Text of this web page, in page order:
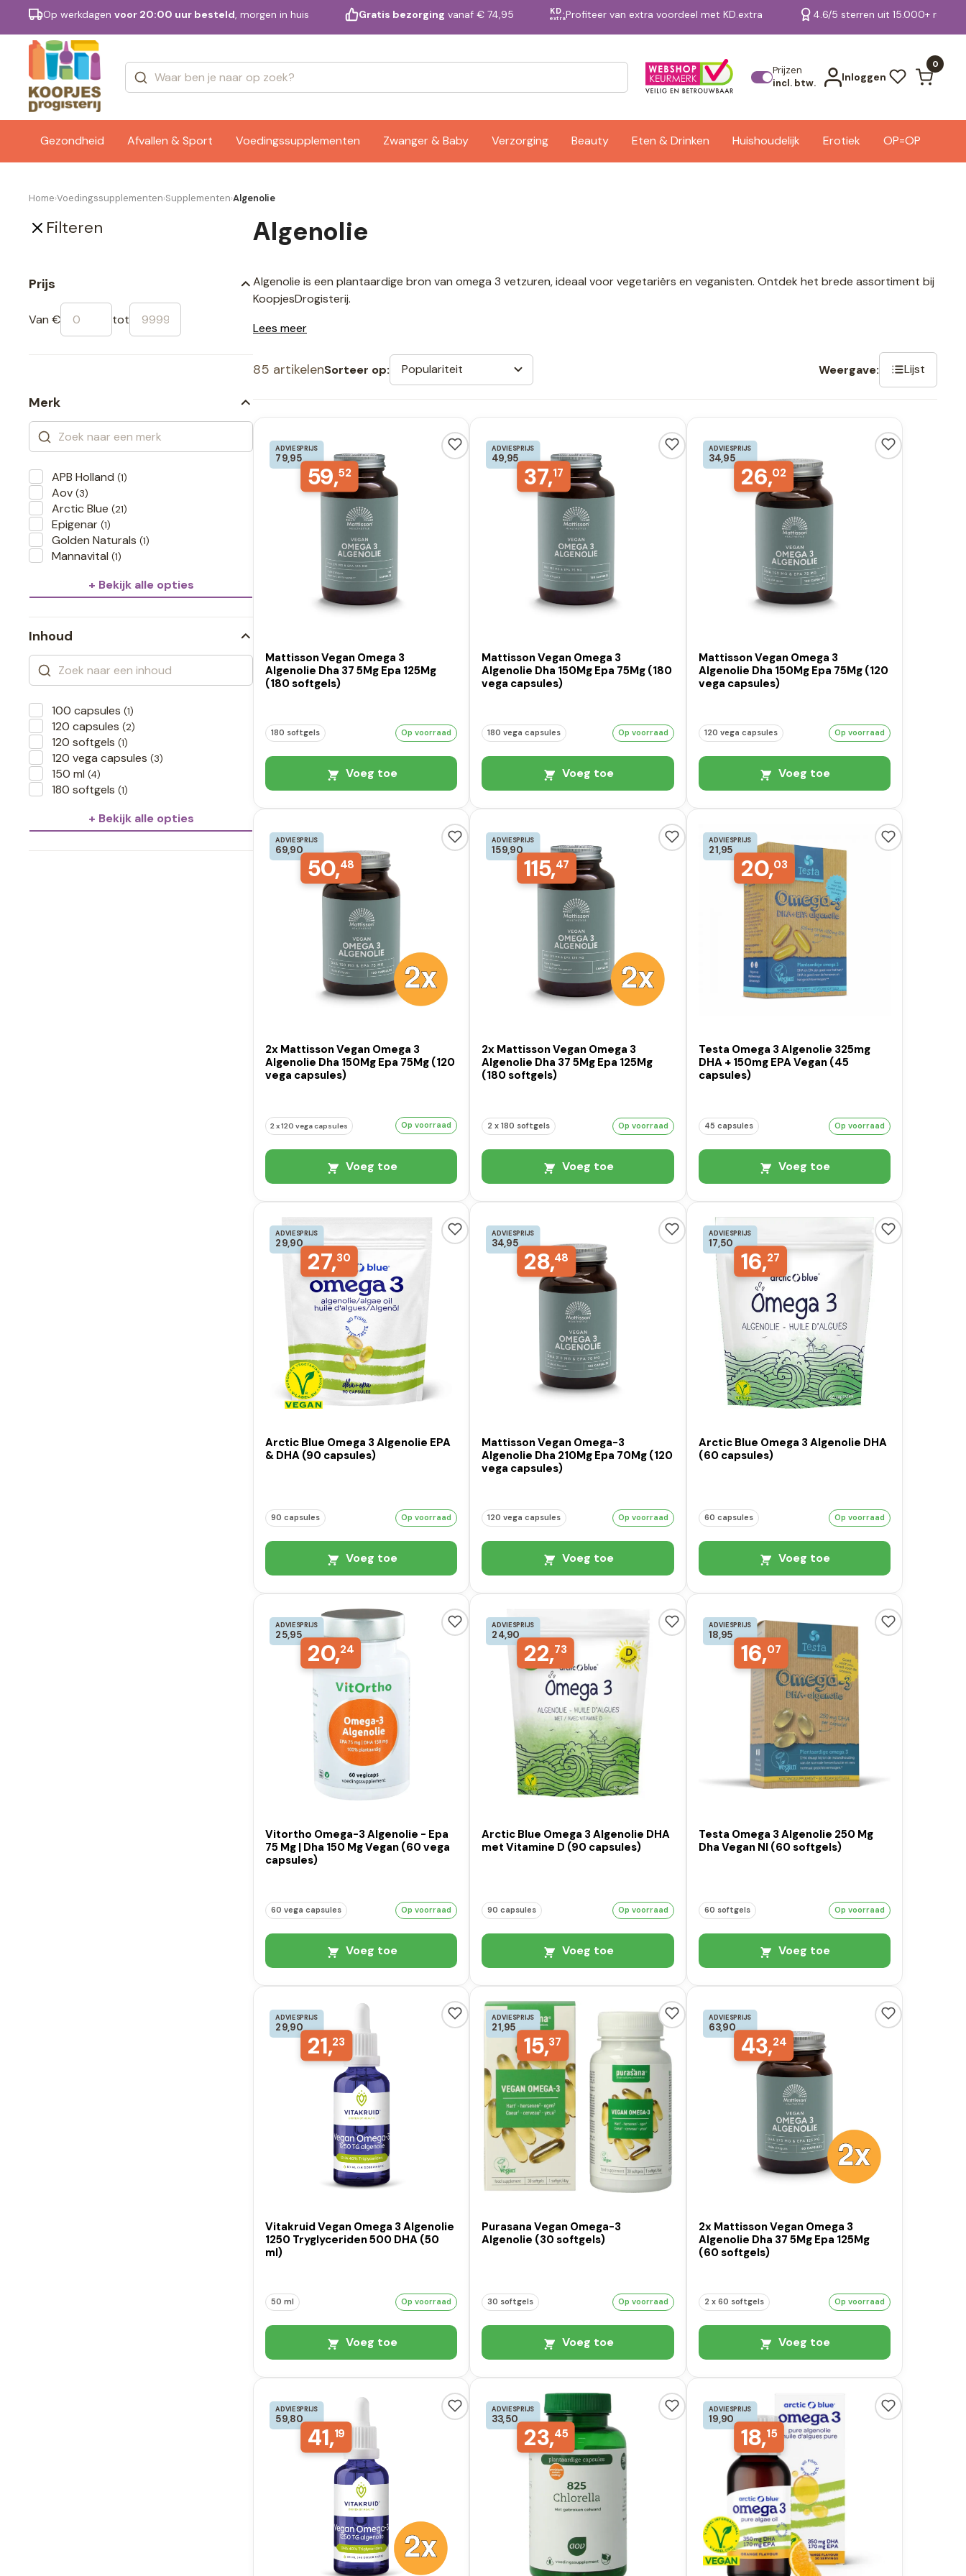
Op werkdagen voor 20:00 uur besteld, morgen in huis Gratis bezorging vanaf € 74,95 KD.
extraProfiteer van extra voordeel met KD.extra 4.6/5 sterren uit 15.000+
Prijzen
incl. btw.
Inloggen
0
Gezondheid Afvallen & Sport Voedingssupplementen Zwanger & Baby Verzorging Beauty Eten & Drinken Huishoudelijk Erotiek OP=OP
Merken Bekijk alle resultaten
Home›Voedingssupplementen›Supplementen›Algenolie
Filteren
Prijs
Van € tot
Merk
APB Holland (1)
Aov (3)
Arctic Blue (21)
Epigenar (1)
Golden Naturals (1)
Mannavital (1)
+ Bekijk alle opties
Inhoud
100 capsules (1)
120 capsules (2)
120 softgels (1)
120 vega capsules (3)
150 ml (4)
180 softgels (1)
+ Bekijk alle opties
Algenolie
Algenolie is een plantaardige bron van omega 3 vetzuren, ideaal voor vegetariërs en veganisten. Ontdek het brede assortiment bij
KoopjesDrogisterij.
Lees meer
85 artikelenSorteer op: Populariteit Weergave: Lijst
ADVIESPRIJS
79,95
59,52
Mattisson Vegan Omega 3
Algenolie Dha 37 5Mg Epa 125Mg
(180 softgels)
180 softgels Op voorraad
Voeg toe
ADVIESPRIJS
49,95
37,17
Mattisson Vegan Omega 3
Algenolie Dha 150Mg Epa 75Mg (180
vega capsules)
180 vega capsules Op voorraad
Voeg toe
ADVIESPRIJS
34,95
26,02
Mattisson Vegan Omega 3
Algenolie Dha 150Mg Epa 75Mg (120
vega capsules)
120 vega capsules Op voorraad
Voeg toe
ADVIESPRIJS
69,90
50,48
2x Mattisson Vegan Omega 3
Algenolie Dha 150Mg Epa 75Mg (120
vega capsules)
2 x 120 vega capsules Op voorraad
Voeg toe
ADVIESPRIJS
159,90
115,47
2x Mattisson Vegan Omega 3
Algenolie Dha 37 5Mg Epa 125Mg
(180 softgels)
2 x 180 softgels Op voorraad
Voeg toe
ADVIESPRIJS
21,95
20,03
Testa Omega 3 Algenolie 325mg
DHA + 150mg EPA Vegan (45
capsules)
45 capsules Op voorraad
Voeg toe
ADVIESPRIJS
29,90
27,30
Arctic Blue Omega 3 Algenolie EPA
& DHA (90 capsules)
90 capsules Op voorraad
Voeg toe
ADVIESPRIJS
34,95
28,48
Mattisson Vegan Omega-3
Algenolie Dha 210Mg Epa 70Mg (120
vega capsules)
120 vega capsules Op voorraad
Voeg toe
ADVIESPRIJS
17,50
16,27
Arctic Blue Omega 3 Algenolie DHA
(60 capsules)
60 capsules Op voorraad
Voeg toe
ADVIESPRIJS
25,95
20,24
Vitortho Omega-3 Algenolie - Epa
75 Mg | Dha 150 Mg Vegan (60 vega
capsules)
60 vega capsules Op voorraad
Voeg toe
ADVIESPRIJS
24,90
22,73
Arctic Blue Omega 3 Algenolie DHA
met Vitamine D (90 capsules)
90 capsules Op voorraad
Voeg toe
ADVIESPRIJS
18,95
16,07
Testa Omega 3 Algenolie 250 Mg
Dha Vegan Nl (60 softgels)
60 softgels Op voorraad
Voeg toe
ADVIESPRIJS
29,90
21,23
Vitakruid Vegan Omega 3 Algenolie
1250 Tryglyceriden 500 DHA (50
ml)
50 ml Op voorraad
Voeg toe
ADVIESPRIJS
21,95
15,37
Purasana Vegan Omega-3
Algenolie (30 softgels)
30 softgels Op voorraad
Voeg toe
ADVIESPRIJS
63,90
43,24
2x Mattisson Vegan Omega 3
Algenolie Dha 37 5Mg Epa 125Mg
(60 softgels)
2 x 60 softgels Op voorraad
Voeg toe
ADVIESPRIJS
59,80
41,19
ADVIESPRIJS
33,50
23,45
ADVIESPRIJS
19,90
18,15